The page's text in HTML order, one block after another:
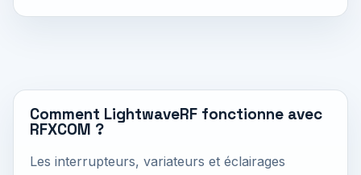
Comment LightwaveRF fonctionne avec
RFXCOM ?
Les interrupteurs, variateurs et éclairages